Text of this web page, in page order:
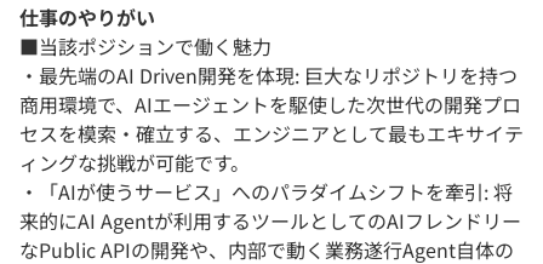
仕事のやりがい
■当該ポジションで働く魅力
・最先端のAI Driven開発を体現: 巨大なリポジトリを持つ
商用環境で、AIエージェントを駆使した次世代の開発プロ
セスを模索・確立する、エンジニアとして最もエキサイテ
ィングな挑戦が可能です。
・「AIが使うサービス」へのパラダイムシフトを牽引: 将
来的にAI Agentが利用するツールとしてのAIフレンドリー
なPublic APIの開発や、内部で動く業務遂行Agent自体の